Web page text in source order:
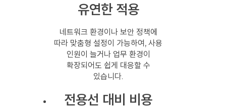
유연한 적용
네트워크 환경이나 보안 정책에
따라 맞춤형 설정이 가능하여, 사용
인원이 늘거나 업무 환경이
확장되어도 쉽게 대응할 수
있습니다.
전용선 대비 비용